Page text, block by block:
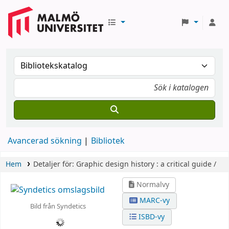
Avancerad sökning Bibliotek
Hem Detaljer för: Graphic design history : a critical guide /
Bild från Syndetics
Normalvy
MARC-vy
ISBD-vy